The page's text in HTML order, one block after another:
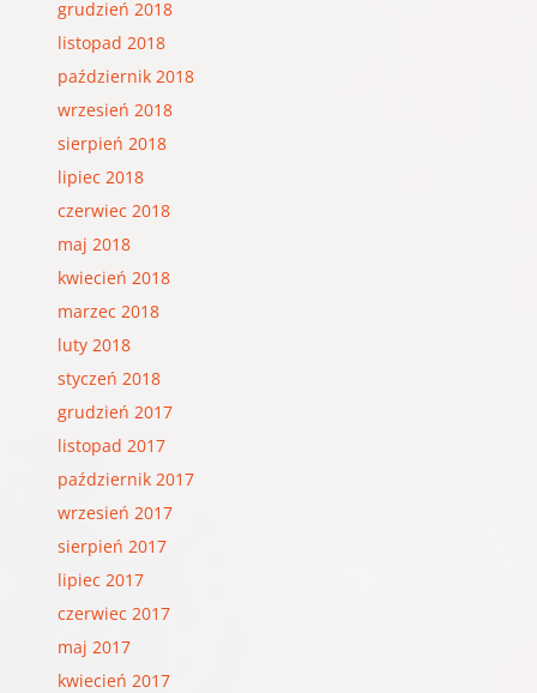
grudzień 2018
listopad 2018
październik 2018
wrzesień 2018
sierpień 2018
lipiec 2018
czerwiec 2018
maj 2018
kwiecień 2018
marzec 2018
luty 2018
styczeń 2018
grudzień 2017
listopad 2017
październik 2017
wrzesień 2017
sierpień 2017
lipiec 2017
czerwiec 2017
maj 2017
kwiecień 2017